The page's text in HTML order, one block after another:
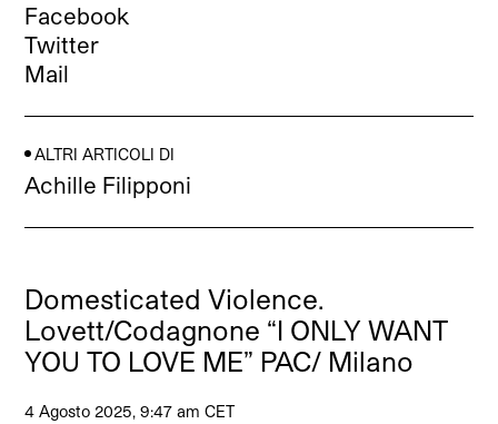
Facebook
Twitter
Mail
ALTRI ARTICOLI DI
Achille Filipponi
Domesticated Violence.
Lovett/Codagnone “I ONLY WANT
YOU TO LOVE ME” PAC/ Milano
4 Agosto 2025, 9:47 am CET